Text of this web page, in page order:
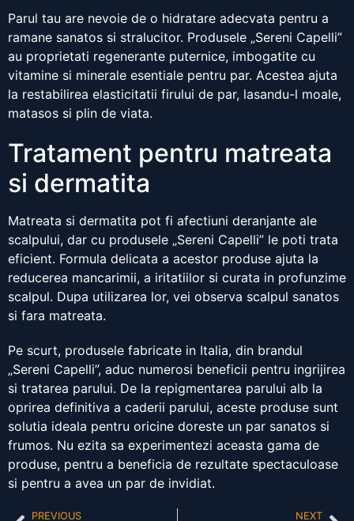
Parul tau are nevoie de o hidratare adecvata pentru a
ramane sanatos si stralucitor. Produsele „Sereni Capelli”
au proprietati regenerante puternice, imbogatite cu
vitamine si minerale esentiale pentru par. Acestea ajuta
la restabilirea elasticitatii firului de par, lasandu-l moale,
matasos si plin de viata.
Tratament pentru matreata
si dermatita
Matreata si dermatita pot fi afectiuni deranjante ale
scalpului, dar cu produsele „Sereni Capelli” le poti trata
eficient. Formula delicata a acestor produse ajuta la
reducerea mancarimii, a iritatiilor si curata in profunzime
scalpul. Dupa utilizarea lor, vei observa scalpul sanatos
si fara matreata.
Pe scurt, produsele fabricate in Italia, din brandul
„Sereni Capelli”, aduc numerosi beneficii pentru ingrijirea
si tratarea parului. De la repigmentarea parului alb la
oprirea definitiva a caderii parului, aceste produse sunt
solutia ideala pentru oricine doreste un par sanatos si
frumos. Nu ezita sa experimentezi aceasta gama de
produse, pentru a beneficia de rezultate spectaculoase
si pentru a avea un par de invidiat.
PREVIOUS NEXT